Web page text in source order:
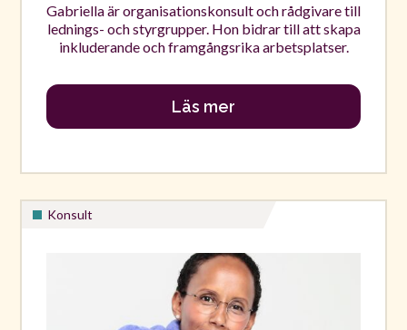
Gabriella är organisationskonsult och rådgivare till
lednings- och styrgrupper. Hon bidrar till att skapa
inkluderande och framgångsrika arbetsplatser.
Läs mer
Konsult